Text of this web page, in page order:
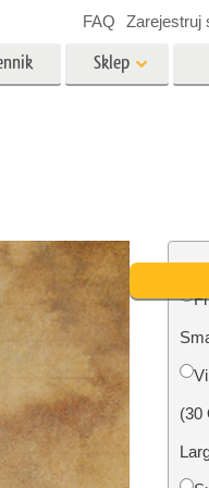
nieruchomości
Foto Przywracanie
Sklep
dla
FAQ Zarejestruj
(30